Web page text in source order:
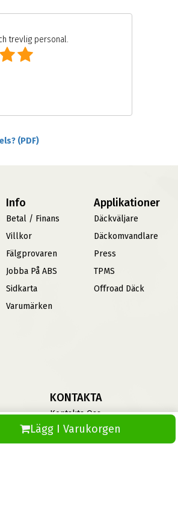
Lägg I Varukorgen
trevlig personal.
(PDF)
Info
Betal / Finans
Villkor
Fälgprovaren
Jobba På ABS
Sidkarta
Varumärken
Applikationer
Däckväljare
Däckomvandlare
Press
TPMS
Offroad Däck
KONTAKTA
Kontakta Oss
Vinterdäck